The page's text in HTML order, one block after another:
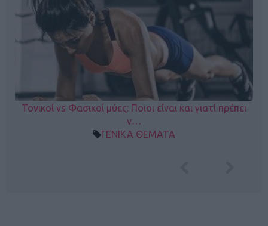
Τονικοί vs Φασικοί μύες: Ποιοι είναι και γιατί πρέπει
ν…
ΓΕΝΙΚΑ ΘΕΜΑΤΑ